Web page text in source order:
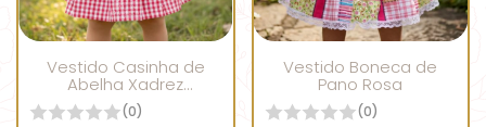
Vestido Casinha de
Abelha Xadrez
Vermelho
(0)
Vestido Boneca de
Pano Rosa
(0)